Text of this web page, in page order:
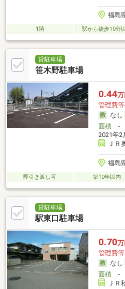
福島
1階 駅から徒歩10分
貸駐車場
笹木野駐車場
0.44万
管理費
なし
面積-
2021年2
Ｊ
福島
即引き渡し可 築10年以内
貸駐車場
駅東口駐車場
0.70万
管理費
なし
面積-
Ｊ